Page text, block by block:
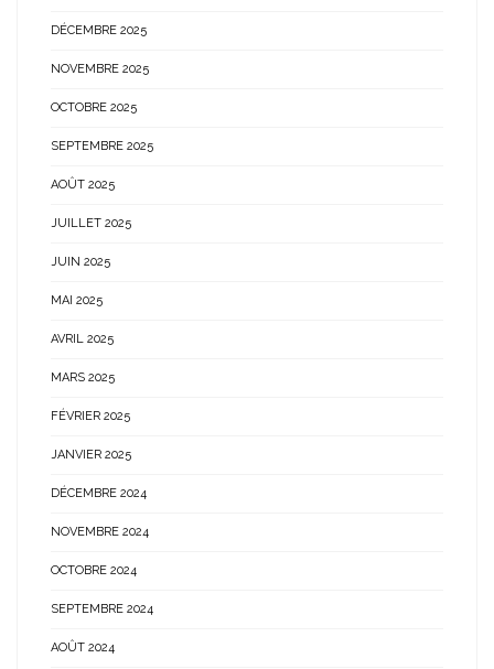
DÉCEMBRE 2025
NOVEMBRE 2025
OCTOBRE 2025
SEPTEMBRE 2025
AOÛT 2025
JUILLET 2025
JUIN 2025
MAI 2025
AVRIL 2025
MARS 2025
FÉVRIER 2025
JANVIER 2025
DÉCEMBRE 2024
NOVEMBRE 2024
OCTOBRE 2024
SEPTEMBRE 2024
AOÛT 2024